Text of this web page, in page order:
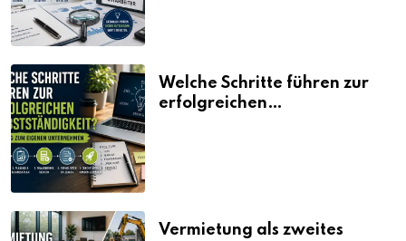
Welche Schritte führen zur
erfolgreichen
Vermietung als zweites